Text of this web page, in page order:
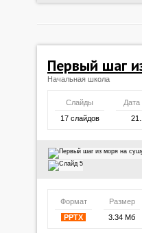
Первый шаг
Начальная школа
Слайды
Дата
17 слайдов
Формат
Размер
PPTX
3.34 Мб